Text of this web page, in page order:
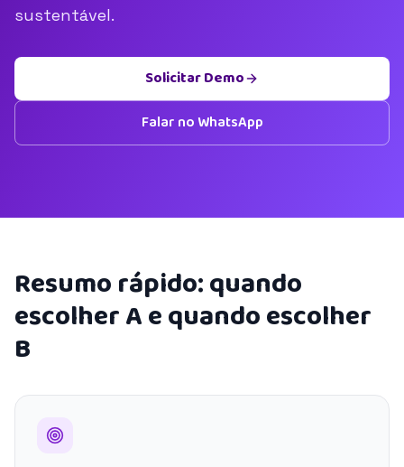
sustentável.
Solicitar Demo
Falar no WhatsApp
Resumo rápido: quando
escolher A e quando escolher
B